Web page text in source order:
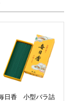
日香 小型バラ詰